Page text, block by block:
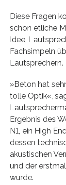
Diese Fragen
schon etliche
Idee,
Fachsimpeln
Lautsprechern.
»Beton hat
tolle Optik«,
Ergebnis des
N1, ein High
dessen
akustischen
und der
wurde.